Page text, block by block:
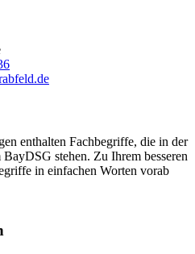
enthalten Fachbegriffe, die in der
stehen. Zu Ihrem besseren
in einfachen Worten vorab